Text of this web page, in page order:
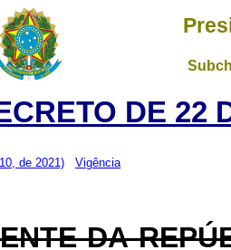
DE 22
de 2021) Vigência
DA